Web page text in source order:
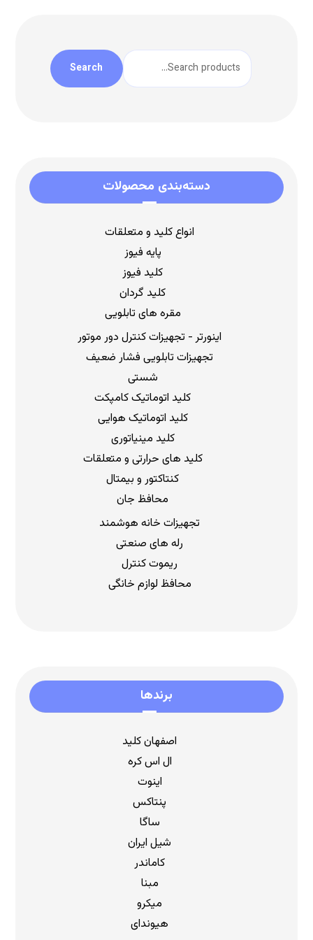
Search
دسته‌بندی محصولات
انواع کلید و متعلقات
پایه فیوز
کلید فیوز
کلید گردان
مقره های تابلویی
اینورتر - تجهیزات کنترل دور موتور
تجهیزات تابلویی فشار ضعیف
شستی
کلید اتوماتیک کامپکت
کلید اتوماتیک هوایی
کلید مینیاتوری
کلید های حرارتی و متعلقات
کنتاکتور و بیمتال
محافظ جان
تجهیزات خانه هوشمند
رله های صنعتی
ریموت کنترل
محافظ لوازم خانگی
برندها
اصفهان کلید
ال اس کره
اینوت
پنتاکس
ساگا
شیل ایران
کاماندر
مبنا
میکرو
هیوندای